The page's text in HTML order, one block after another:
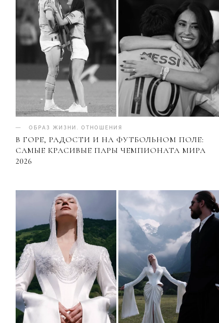
ОБРАЗ ЖИЗНИ . ОТНОШЕНИЯ
В ГОРЕ, РАДОСТИ И НА ФУТБОЛЬНОМ ПОЛЕ:
САМЫЕ КРАСИВЫЕ ПАРЫ ЧЕМПИОНАТА МИРА
2026